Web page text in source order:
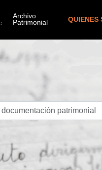
QUIENES